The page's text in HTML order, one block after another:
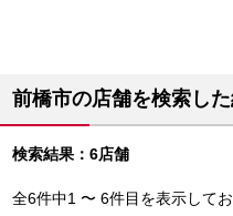
前橋市の店舗を検索し
検索結果：6店舗
全6件中1 〜 6件目を表示して